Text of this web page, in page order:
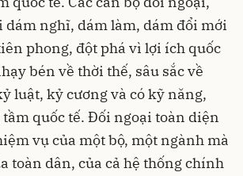
dám nghĩ, dám làm, dám đổi mới
phong, đột phá vì lợi ích quốc
bén về thời thế, sâu sắc về
luật, kỷ cương và có kỹ năng,
quốc tế. Đối ngoại toàn diện
vụ của một bộ, một ngành mà
toàn dân, của cả hệ thống chính